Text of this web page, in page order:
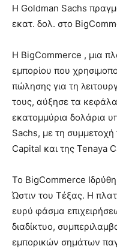
Η Goldman Sachs
εκατ. δολ. στο
Η BigCommerce , μια
εμπορίου που
πώλησης για τη
τους, αύξησε τα
εκατομμύρια δολάρια
Sachs, με τη
Capital και της Tenaya
Το BigCommerce
Ώστιν του Τέξας. Η
ευρύ φάσμα
διαδίκτυο,
εμπορικών σημάτων